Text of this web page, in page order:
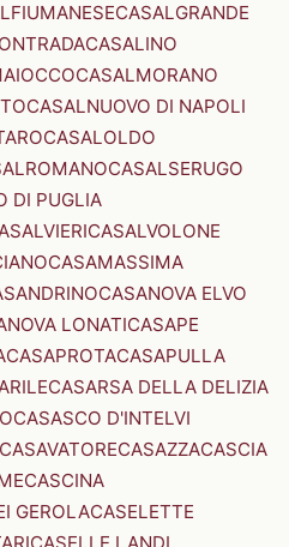
CASALGRANDE
CASALINO
CASALMORANO
CASALNUOVO DI NAPOLI
CASALOLDO
CASALSERUGO
DI PUGLIA
CASALVOLONE
CASAMASSIMA
CASANOVA ELVO
LONATICASAPE
CASAPROTACASAPULLA
CASARSA DELLA DELIZIA
CASASCO D'INTELVI
CASAVATORECASAZZACASCIA
CASCINA
GEROLACASELETTE